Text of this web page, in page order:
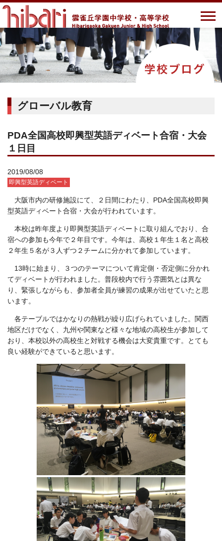
グローバル教育
PDA全国高校即興型英語ディベート合宿・大会
１日目
2019/08/08
即興型英語ディベート
大阪市内の研修施設にて、２日間にわたり、PDA全国高校即興
型英語ディベート合宿・大会が行われています。
本校は昨年度より即興型英語ディベートに取り組んでおり、合
宿への参加も今年で２年目です。今年は、高校１年生１名と高校
２年生５名が３人ずつ２チームに分かれて参加しています。
13時に始まり、３つのテーマについて肯定側・否定側に分かれ
てディベートが行われました。普段校内で行う雰囲気とは異な
り、緊張しながらも、参加者全員が練習の成果が出せていたと思
います。
各テーブルではかなりの熱戦が繰り広げられていました。関西
地区だけでなく、九州や関東など様々な地域の高校生が参加して
おり、本校以外の高校生と対戦する機会は大変貴重です。とても
良い経験ができていると思います。